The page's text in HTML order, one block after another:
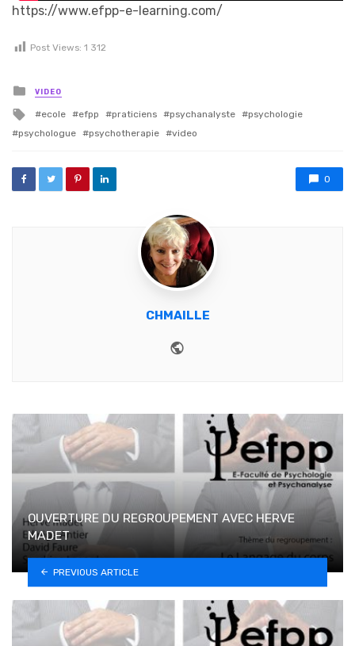
https://www.efpp-e-learning.com/
Post Views: 1 312
Posted in
VIDEO
Tagged with
ecole efpp praticiens psychanalyste
psychologie
psychologue
psychotherapie video
0
CHMAILLE
OUVERTURE DU REGROUPEMENT AVEC HERVE
MADET
PREVIOUS ARTICLE